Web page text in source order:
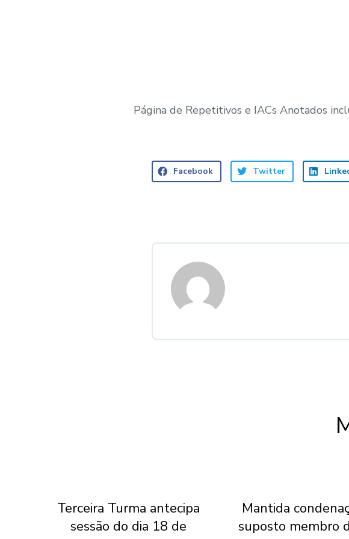
Página de Repetitivos e IACs Anotados
Facebook Twitter
Terceira Turma antecipa
sessão do dia 18 de
Mantida
suposto membro